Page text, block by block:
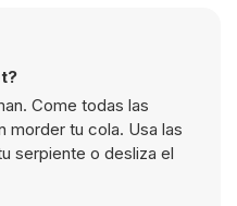
Come todas las
morder tu cola. Usa las
serpiente o desliza el